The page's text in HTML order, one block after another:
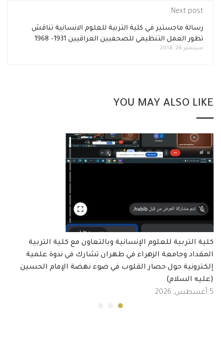
Next post
رسالة ماجستير في كلية التربية للعلوم الانسانية تناقش
تطور العمل التنظيمي للصحفيين العراقيين 1931- 1968
سبتمبر 26, 2018
YOU MAY ALSO LIKE
كلية التربية للعلوم الإنسانية وبالتعاون مع كلية التربية
المقداد وجامعة الزهراء في طهران تشارك في ندوة علمية
إلكترونية حول حصار القلوب في ضوء نهضة الإمام الحسين
(عليه السلام)
5 أغسطس, 2026